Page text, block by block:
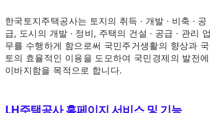
한국토지주택공사는 토지의 취득 · 개발 · 비축 · 공
급, 도시의 개발 · 정비, 주택의 건설 · 공급 · 관리 업
무를 수행하게 함으로써 국민주거생활의 향상과 국
토의 효율적인 이용을 도모하여 국민경제의 발전에
이바지함을 목적으로 합니다.
LH주택공사 홈페이지 서비스 및 기능